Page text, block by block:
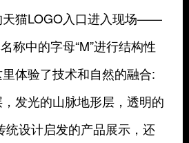
天猫LOGO入口进入现场——
称中的字母“M”进行结构性
体验了技术和自然的融合:
发光的山脉地形层，透明的
统设计启发的产品展示，还